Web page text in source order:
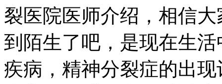
裂医院医师介绍，相信
到陌生了吧，是现在生
疾病，精神分裂症的出